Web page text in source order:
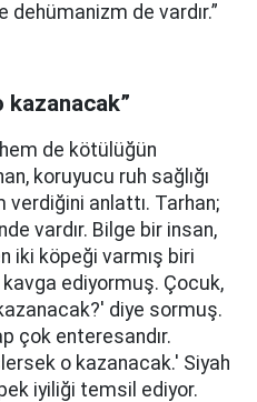
de vardır.”
kazanacak”
de kötülüğün
koruyucu ruh sağlığı
verdiğini anlattı. Tarhan;
vardır. Bilge bir insan,
iki köpeği varmış biri
ediyormuş. Çocuk,
diye sormuş.
çok enteresandır.
o kazanacak.' Siyah
iyiliği temsil ediyor.